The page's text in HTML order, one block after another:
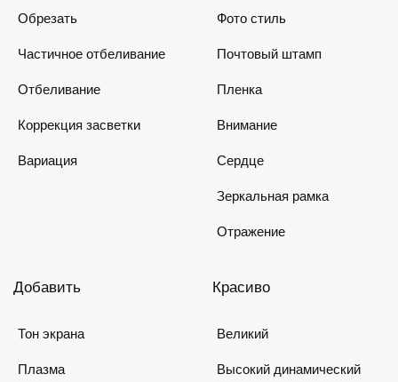
Обрезать
Частичное отбеливание
Отбеливание
Коррекция засветки
Вариация
Фото стиль
Почтовый штамп
Пленка
Внимание
Сердце
Зеркальная рамка
Отражение
Добавить
Тон экрана
Плазма
Красиво
Великий
Высокий динамический